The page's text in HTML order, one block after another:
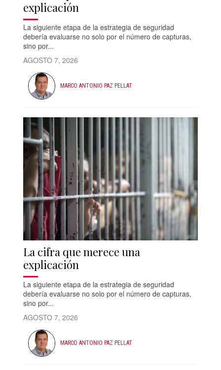
explicación
La siguiente etapa de la estrategia de seguridad
debería evaluarse no solo por el número de capturas,
sino por...
AGOSTO 7, 2026
MARCO ANTONIO PAZ PELLAT
La cifra que merece una
explicación
La siguiente etapa de la estrategia de seguridad
debería evaluarse no solo por el número de capturas,
sino por...
AGOSTO 7, 2026
MARCO ANTONIO PAZ PELLAT